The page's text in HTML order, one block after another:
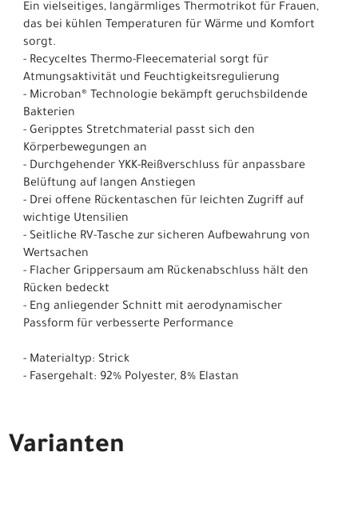
Ein vielseitiges, langärmliges Thermotrikot für Frauen,
das bei kühlen Temperaturen für Wärme und Komfort
sorgt.
- Recyceltes Thermo-Fleecematerial sorgt für
Atmungsaktivität und Feuchtigkeitsregulierung
- Microban® Technologie bekämpft geruchsbildende
Bakterien
- Geripptes Stretchmaterial passt sich den
Körperbewegungen an
- Durchgehender YKK-Reißverschluss für anpassbare
Belüftung auf langen Anstiegen
- Drei offene Rückentaschen für leichten Zugriff auf
wichtige Utensilien
- Seitliche RV-Tasche zur sicheren Aufbewahrung von
Wertsachen
- Flacher Grippersaum am Rückenabschluss hält den
Rücken bedeckt
- Eng anliegender Schnitt mit aerodynamischer
Passform für verbesserte Performance
- Materialtyp: Strick
- Fasergehalt: 92% Polyester, 8% Elastan
Varianten